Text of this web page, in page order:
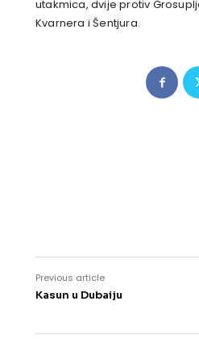
utakmica, dvije protiv
Kvarnera i Šentjura.
Previous article
Kasun u Dubaiju